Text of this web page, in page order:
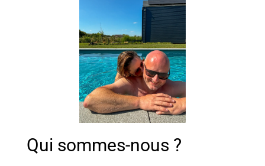
Qui sommes-nous ?